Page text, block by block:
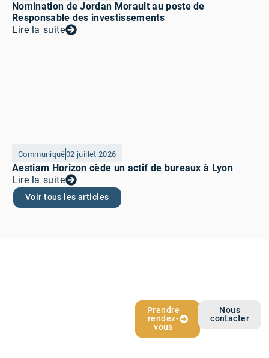
Voir tous les articles
Nomination de Jordan Morault au poste de
Responsable des investissements
Lire la suite
Communiqué02 juillet 2026
Aestiam Horizon cède un actif de bureaux à Lyon
Lire la suite
Prendre
rendez-
vous
Nous
contacter